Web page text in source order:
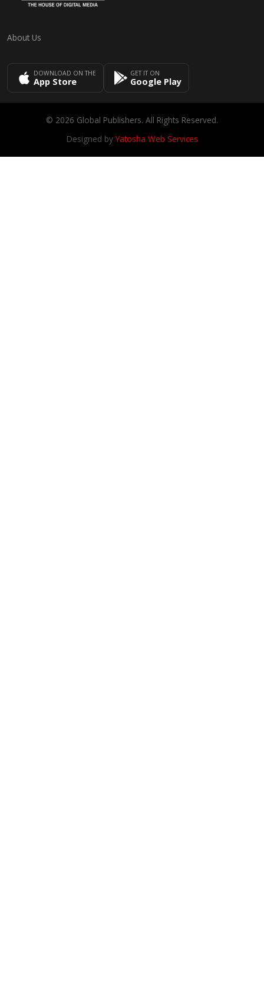
About Us
DOWNLOAD ON THE
App Store
GET IT ON
Google Play
© 2026 Global Publishers. All Rights Reserved.
Designed byYatosha Web Services